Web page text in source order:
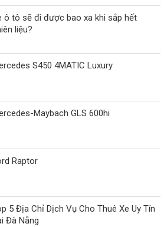
ô tô sẽ đi được bao xa khi sắp hết
liệu?
S450 4MATIC Luxury
Maybach GLS 600hi
Raptor
5 Địa Chỉ Dịch Vụ Cho Thuê Xe Uy Tín
Đà Nẵng